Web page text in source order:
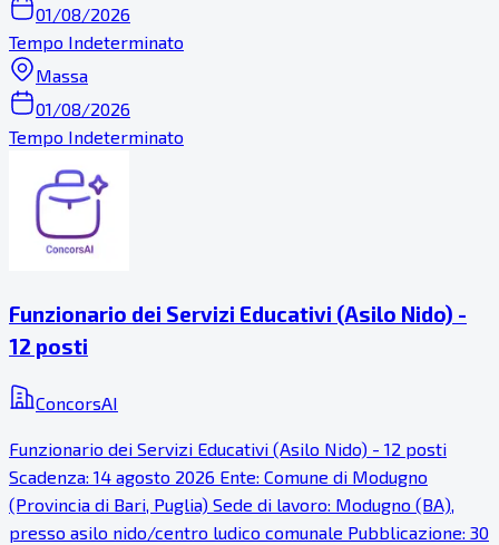
01/08/2026
Tempo Indeterminato
Massa
01/08/2026
Tempo Indeterminato
Funzionario dei Servizi Educativi (Asilo Nido) -
12 posti
ConcorsAI
Funzionario dei Servizi Educativi (Asilo Nido) - 12 posti
Scadenza: 14 agosto 2026 Ente: Comune di Modugno
(Provincia di Bari, Puglia) Sede di lavoro: Modugno (BA),
presso asilo nido/centro ludico comunale Pubblicazione: 30